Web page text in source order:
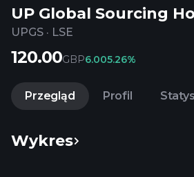
UP Global Sourcing
UPGS · LSE
120.00GBP6.005.26%
Przegląd Profil
Wykres